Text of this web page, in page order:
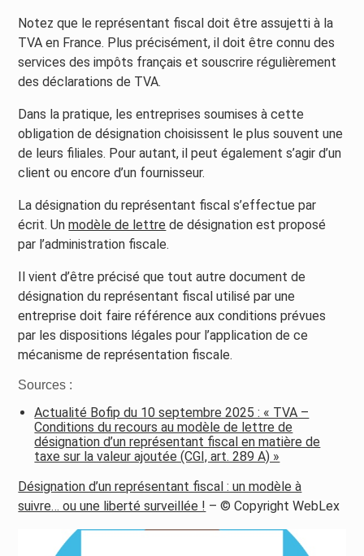
Notez que le représentant fiscal doit être assujetti à la
TVA en France. Plus précisément, il doit être connu des
services des impôts français et souscrire régulièrement
des déclarations de TVA.
Dans la pratique, les entreprises soumises à cette
obligation de désignation choisissent le plus souvent une
de leurs filiales. Pour autant, il peut également s’agir d’un
client ou encore d’un fournisseur.
La désignation du représentant fiscal s’effectue par
écrit. Unmodèle de lettre de désignation est proposé
par l’administration fiscale.
Il vient d’être précisé que tout autre document de
désignation du représentant fiscal utilisé par une
entreprise doit faire référence aux conditions prévues
par les dispositions légales pour l’application de ce
mécanisme de représentation fiscale.
Sources :
Actualité Bofip du 10 septembre 2025 : « TVA –
Conditions du recours au modèle de lettre de
désignation d’un représentant fiscal en matière de
taxe sur la valeur ajoutée (CGI, art. 289 A) »
Désignation d’un représentant fiscal : un modèle à
suivre… ou une liberté surveillée ! – © Copyright WebLex